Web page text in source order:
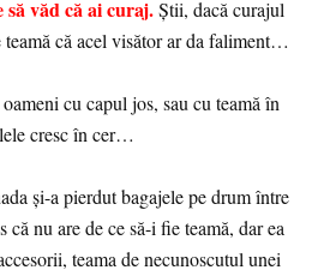
să văd că ai curaj.Știi, dacă curajul
că acel visător ar da faliment…
cu capul jos, sau cu teamă în
cresc în cer…
și-a pierdut bagajele pe drum între
nu are de ce să-i fie teamă, dar ea
teama de necunoscutul unei